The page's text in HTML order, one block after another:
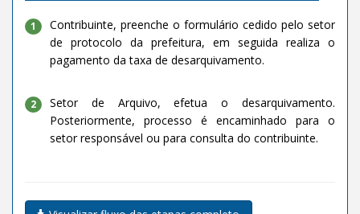
1
Contribuinte, preenche o formulário cedido pelo setor
de protocolo da prefeitura, em seguida realiza o
pagamento da taxa de desarquivamento.
2
Setor de Arquivo, efetua o desarquivamento.
Posteriormente, processo é encaminhado para o
setor responsável ou para consulta do contribuinte.